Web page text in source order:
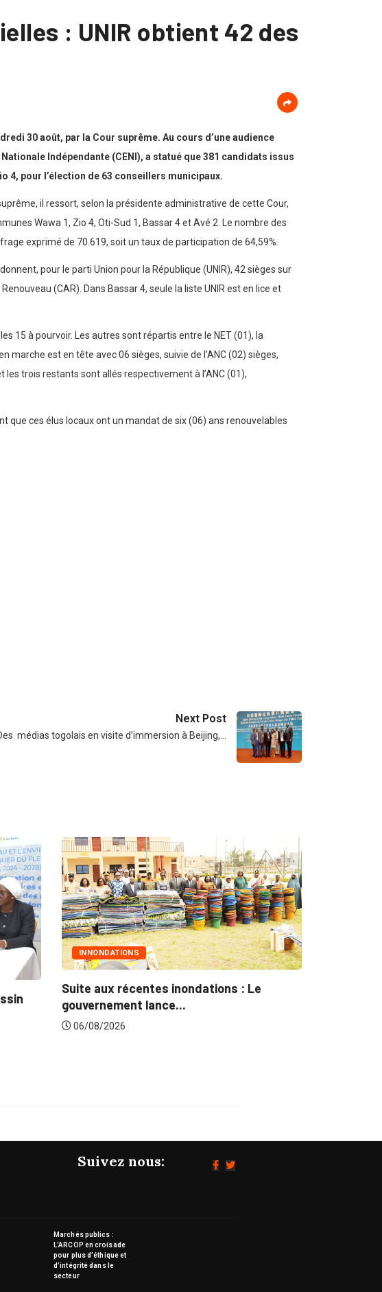
: UNIR obtient 42 des
30 août, par la Cour suprême. Au cours d’une audience
Indépendante (CENI), a statué que 381 candidats issus
4, pour l’élection de 63 conseillers municipaux.
il ressort, selon la présidente administrative de cette Cour,
Wawa 1, Zio 4, Oti-Sud 1, Bassar 4 et Avé 2. Le nombre des
exprimé de 70.619, soit un taux de participation de 64,59%.
pour le parti Union pour la République (UNIR), 42 sièges sur
(CAR). Dans Bassar 4, seule la liste UNIR est en lice et
15 à pourvoir. Les autres sont répartis entre le NET (01), la
marche est en tête avec 06 sièges, suivie de l’ANC (02) sièges,
les trois restants sont allés respectivement à l’ANC (01),
que ces élus locaux ont un mandat de six (06) ans renouvelables
Next Post
médias togolais en visite d’immersion à Beijing,…
INNONDATIONS
Suite aux récentes inondations : Le
gouvernement lance...
06/08/2026
Suivez nous:
Marchés publics :
L’ARCOP en croisade
pour plus d’éthique et
d’intégrité dans le
secteur